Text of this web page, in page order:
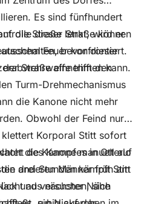
Es sind fünfhundert
dieser Straße können
bevor dieser
Straße einnehmen kann.
die Straße lenkt, wird er
Feuer konfrontiert.
trifft den
Turm-Drehmechanismus
die Kanone nicht mehr
Obwohl der Feind nur
Korporal Stitt sofort
die Kanone manuell auf
drei Stunden kämpft Stitt
aus nächster Nähe
des Kampfes in Otterlo
anderen Männer früh am
und versuchen, sich